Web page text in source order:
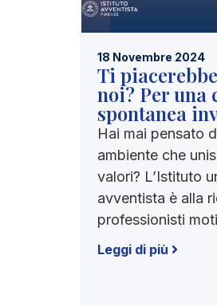
18 Novembre 2024
Ti
noi? Per una
spontanea
Hai mai pensato
ambiente che
valori? L’Istituto
avventista è alla
professionisti
Leggi di più